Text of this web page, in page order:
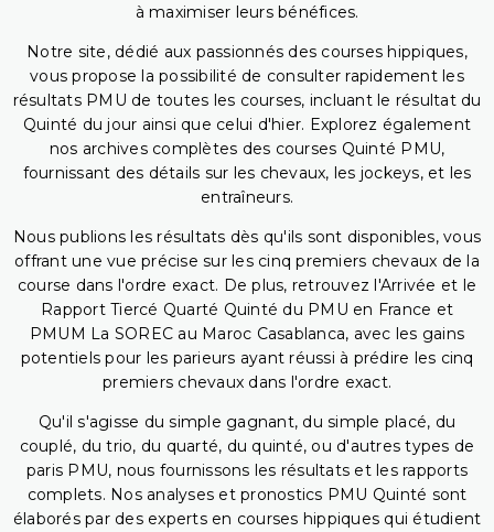
à maximiser leurs bénéfices.
Notre site, dédié aux passionnés des courses hippiques,
vous propose la possibilité de consulter rapidement les
résultats PMU de toutes les courses, incluant le résultat du
Quinté du jour ainsi que celui d'hier. Explorez également
nos archives complètes des courses Quinté PMU,
fournissant des détails sur les chevaux, les jockeys, et les
entraîneurs.
Nous publions les résultats dès qu'ils sont disponibles, vous
offrant une vue précise sur les cinq premiers chevaux de la
course dans l'ordre exact. De plus, retrouvez l'Arrivée et le
Rapport Tiercé Quarté Quinté du PMU en France et
PMUM La SOREC au Maroc Casablanca, avec les gains
potentiels pour les parieurs ayant réussi à prédire les cinq
premiers chevaux dans l'ordre exact.
Qu'il s'agisse du simple gagnant, du simple placé, du
couplé, du trio, du quarté, du quinté, ou d'autres types de
paris PMU, nous fournissons les résultats et les rapports
complets. Nos analyses et pronostics PMU Quinté sont
élaborés par des experts en courses hippiques qui étudient